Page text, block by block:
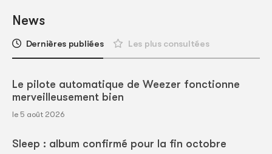
News
Dernières publiées Les plus consultées
Le pilote automatique de Weezer fonctionne
merveilleusement bien
le 5 août 2026
Sleep : album confirmé pour la fin octobre